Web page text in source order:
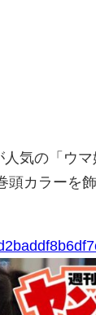
気の「ウ
頭カラーを